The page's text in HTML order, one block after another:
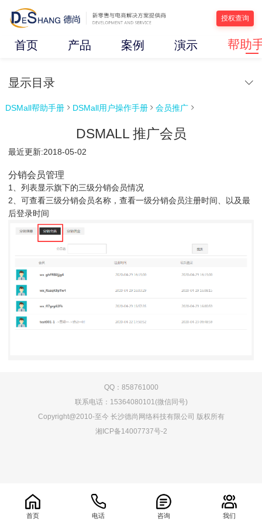
授权查询
首页 产品 案例 演示 帮助
显示目录
DSMall帮助手册  DSMall用户操作手册  会员推广 
DSMALL 推广会员
最近更新:2018-05-02
分销会员管理
1、列表显示旗下的三级分销会员情况
2、可查看三级分销会员名称，查看一级分销会员注册时间、以及最
后登录时间
QQ：858761000
联系电话：15364080101(微信同号)
Copyright@2010-至今 长沙德尚网络科技有限公司 版权所有
湘ICP备14007737号-2
首页 电话 咨询 我们
0.086494s